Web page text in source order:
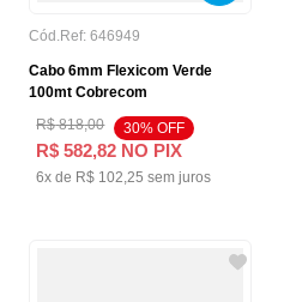
Cód.Ref: 646949
Cabo 6mm Flexicom Verde
100mt Cobrecom
R$ 818,00 30% OFF
R$ 582,82 NO PIX
6x de R$ 102,25 sem juros